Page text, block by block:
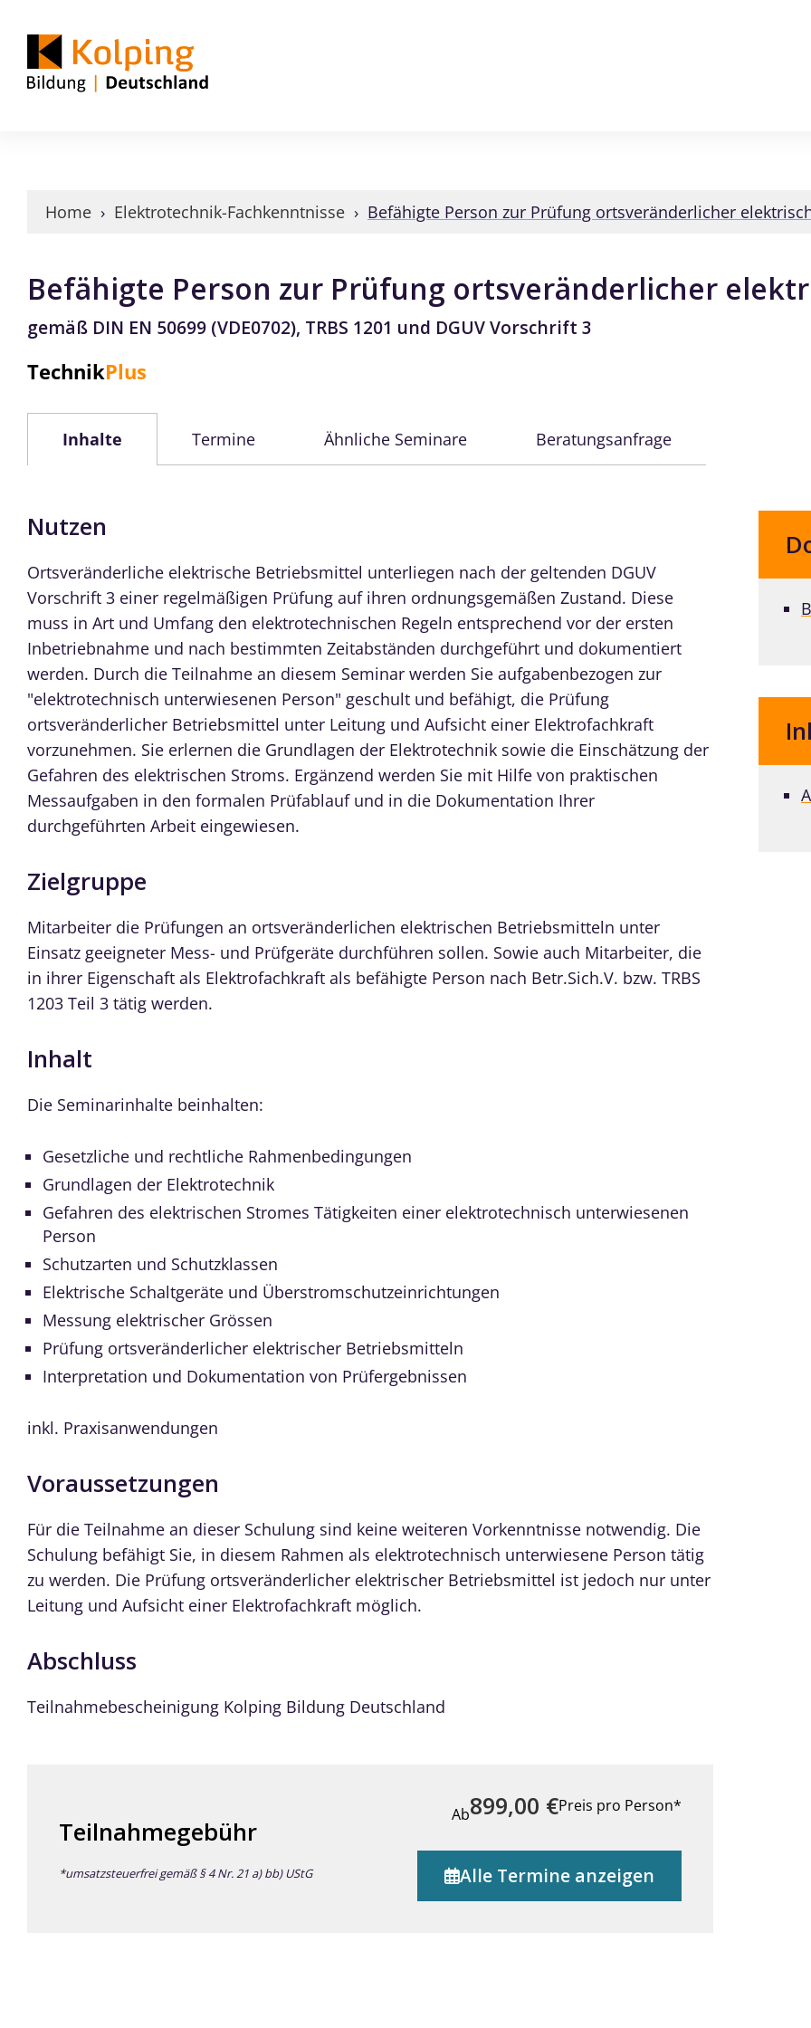
Home › Elektrotechnik-Fachkenntnisse › Befähigte Person zur Prüfung ortsveränderlicher
Befähigte Person zur Prüfung ortsveränderlicher
gemäß DIN EN 50699 (VDE0702), TRBS 1201 und DGUV Vorschrift 3
TechnikPlus
Inhalte Termine Ähnliche Seminare Beratungsanfrage
Nutzen
Ortsveränderliche elektrische Betriebsmittel unterliegen nach der geltenden DGUV
Vorschrift 3 einer regelmäßigen Prüfung auf ihren ordnungsgemäßen Zustand. Diese
muss in Art und Umfang den elektrotechnischen Regeln entsprechend vor der ersten
Inbetriebnahme und nach bestimmten Zeitabständen durchgeführt und dokumentiert
werden. Durch die Teilnahme an diesem Seminar werden Sie aufgabenbezogen zur
"elektrotechnisch unterwiesenen Person" geschult und befähigt, die Prüfung
ortsveränderlicher Betriebsmittel unter Leitung und Aufsicht einer Elektrofachkraft
vorzunehmen. Sie erlernen die Grundlagen der Elektrotechnik sowie die Einschätzung der
Gefahren des elektrischen Stroms. Ergänzend werden Sie mit Hilfe von praktischen
Messaufgaben in den formalen Prüfablauf und in die Dokumentation Ihrer
durchgeführten Arbeit eingewiesen.
Zielgruppe
Mitarbeiter die Prüfungen an ortsveränderlichen elektrischen Betriebsmitteln unter
Einsatz geeigneter Mess- und Prüfgeräte durchführen sollen. Sowie auch Mitarbeiter, die
in ihrer Eigenschaft als Elektrofachkraft als befähigte Person nach Betr.Sich.V. bzw. TRBS
1203 Teil 3 tätig werden.
Inhalt
Die Seminarinhalte beinhalten:
Gesetzliche und rechtliche Rahmenbedingungen
Grundlagen der Elektrotechnik
Gefahren des elektrischen Stromes Tätigkeiten einer elektrotechnisch unterwiesenen
Person
Schutzarten und Schutzklassen
Elektrische Schaltgeräte und Überstromschutzeinrichtungen
Messung elektrischer Grössen
Prüfung ortsveränderlicher elektrischer Betriebsmitteln
Interpretation und Dokumentation von Prüfergebnissen
inkl. Praxisanwendungen
Voraussetzungen
Für die Teilnahme an dieser Schulung sind keine weiteren Vorkenntnisse notwendig. Die
Schulung befähigt Sie, in diesem Rahmen als elektrotechnisch unterwiesene Person tätig
zu werden. Die Prüfung ortsveränderlicher elektrischer Betriebsmittel ist jedoch nur unter
Leitung und Aufsicht einer Elektrofachkraft möglich.
Abschluss
Teilnahmebescheinigung Kolping Bildung Deutschland
Teilnahmegebühr
*umsatzsteuerfrei gemäß § 4 Nr. 21 a) bb) UStG
Ab899,00 €Preis pro Person*
Alle Termine anzeigen